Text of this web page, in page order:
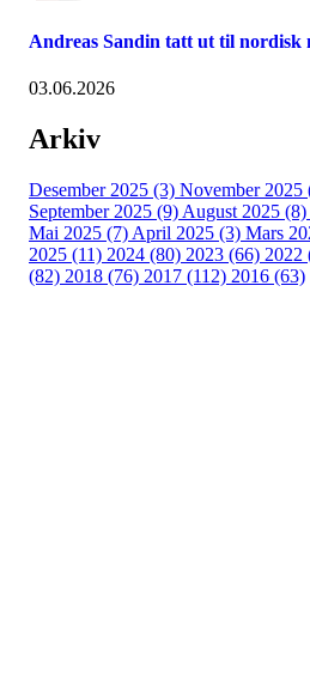
Andreas Sandin tatt ut til nordisk
03.06.2026
Arkiv
Desember 2025 (3) November 2025
September 2025 (9) August 2025 (8)
Mai 2025 (7) April 2025 (3) Mars
2025 (11) 2024 (80) 2023 (66) 2022
(82) 2018 (76) 2017 (112) 2016 (63)